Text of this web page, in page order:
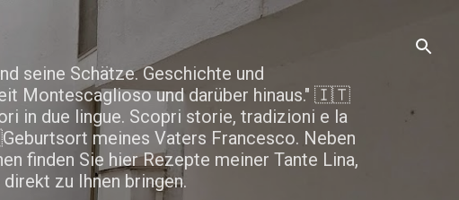
seine Schätze. Geschichte und
Montescaglioso und darüber hinaus." 🇮🇹
in due lingue. Scopri storie, tradizioni e la
meines Vaters Francesco. Neben
finden Sie hier Rezepte meiner Tante Lina,
zu Ihnen bringen.